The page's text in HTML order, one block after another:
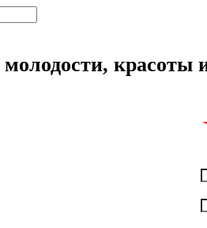
молодости,